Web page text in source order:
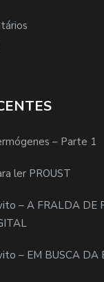
– Parte 1
ler PROUST
– A FRALDA DE
– EM BUSCA DA